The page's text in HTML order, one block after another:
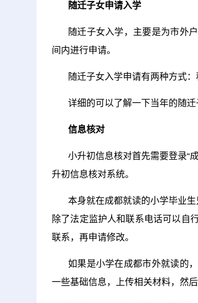
随迁子女申请入学
随迁子女入学，主要是为市外
间内进行申请。
随迁子女入学申请有两种方式：
详细的可以了解一下当年的随
信息核对
小升初信息核对首先需要登录“
升初信息核对系统。
本身就在成都就读的小学毕业
除了法定监护人和联系电话可以自
联系，再申请修改。
如果是小学在成都市外就读的
一些基础信息，上传相关材料，然